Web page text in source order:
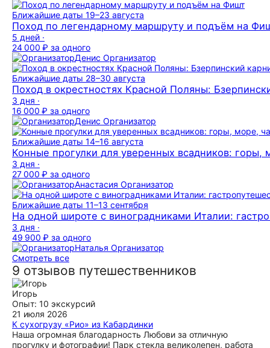
Ближайшие даты 19–23 августа
Поход по легендарному маршруту и подъём на
5 дней ·
24 000 ₽ за одного
Денис Организатор
Ближайшие даты 28–30 августа
Поход в окрестностях Красной Поляны:
3 дня ·
16 000 ₽ за одного
Денис Организатор
Ближайшие даты 14–16 августа
Конные прогулки для уверенных всадников:
3 дня ·
27 000 ₽ за одного
Анастасия Организатор
Ближайшие даты 11–13 сентября
На одной широте с виноградниками Италии:
3 дня ·
49 900 ₽ за одного
Наталья Организатор
Смотреть все
9 отзывов путешественников
Игорь
Опыт: 10 экскурсий
21 июля 2026
К сухогрузу «Рио» из Кабардинки
Наша огромная благодарность Любови за отличную
прогулку и фотографии! Парк стекла великолепен, работа